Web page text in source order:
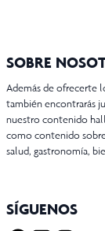
SOBRE
Además de ofrecerte
también encontrarás
nuestro contenido
como contenido
salud, gastronomía,
SÍGUENOS